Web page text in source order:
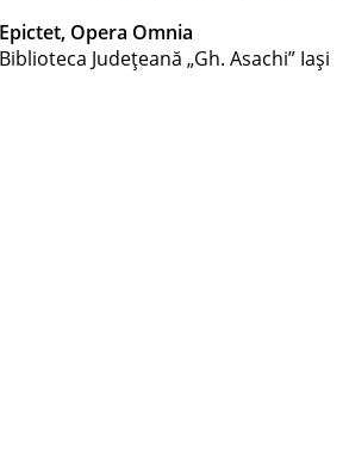
Epictet, Opera Omnia
Biblioteca Judeţeană „Gh. Asachi” Iaşi